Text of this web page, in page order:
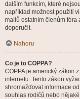
dalším funkcím, které
například možnost použití
mailů ostatním členům fóra
doporučit.
Nahoru
Co je to COPPA?
COPPA je americký zákon
internetu. Tento zákon
shromažďovat informace
souhlas rodičů nebo